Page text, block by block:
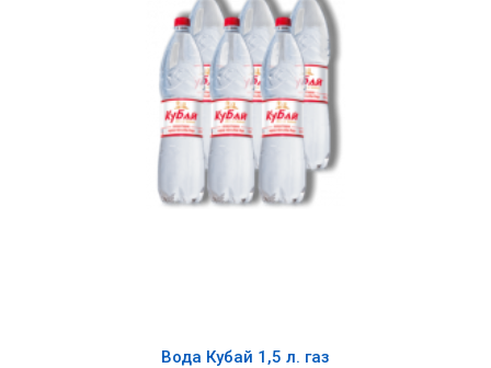
Вода Кубай 1,5 л. газ